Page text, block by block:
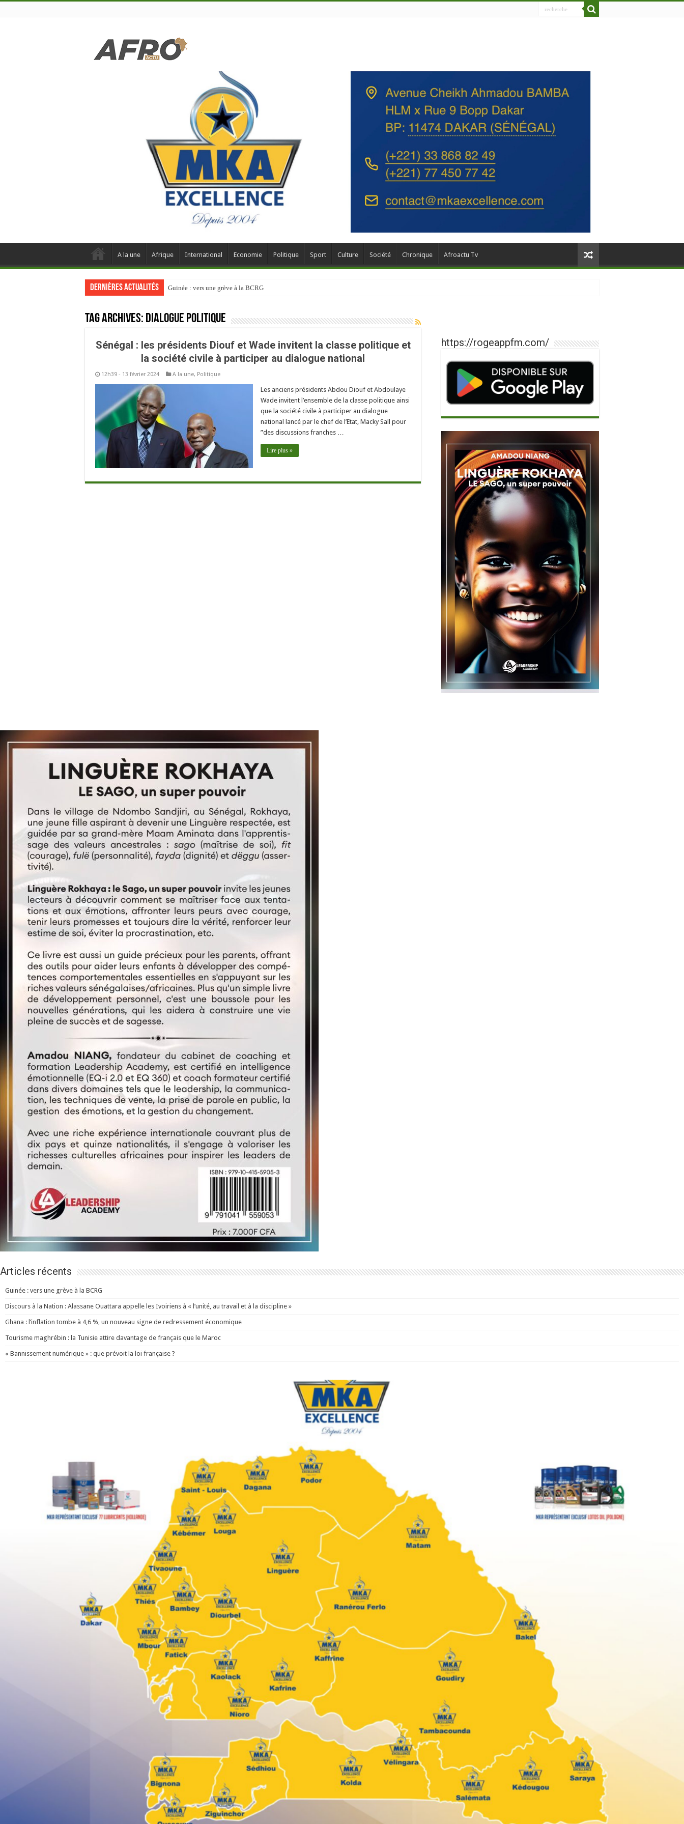
A la une Afrique International Economie Politique Sport Culture Société Chronique Afroactu Tv
Dernières actualités Guinée : vers une grève à la BCRG
Tag Archives: Dialogue politique
Sénégal : les présidents Diouf et Wade invitent la classe politique et
la société civile à participer au dialogue national
12h39 - 13 février 2024 A la une, Politique
Les anciens présidents Abdou Diouf et Abdoulaye
Wade invitent l’ensemble de la classe politique ainsi
que la société civile à participer au dialogue
national lancé par le chef de l’Etat, Macky Sall pour
”des discussions franches …
Lire plus »
https://rogeappfm.com/
Articles récents
Guinée : vers une grève à la BCRG
Discours à la Nation : Alassane Ouattara appelle les Ivoiriens à « l’unité, au travail et à la discipline »
Ghana : l’inflation tombe à 4,6 %, un nouveau signe de redressement économique
Tourisme maghrébin : la Tunisie attire davantage de français que le Maroc
« Bannissement numérique » : que prévoit la loi française ?